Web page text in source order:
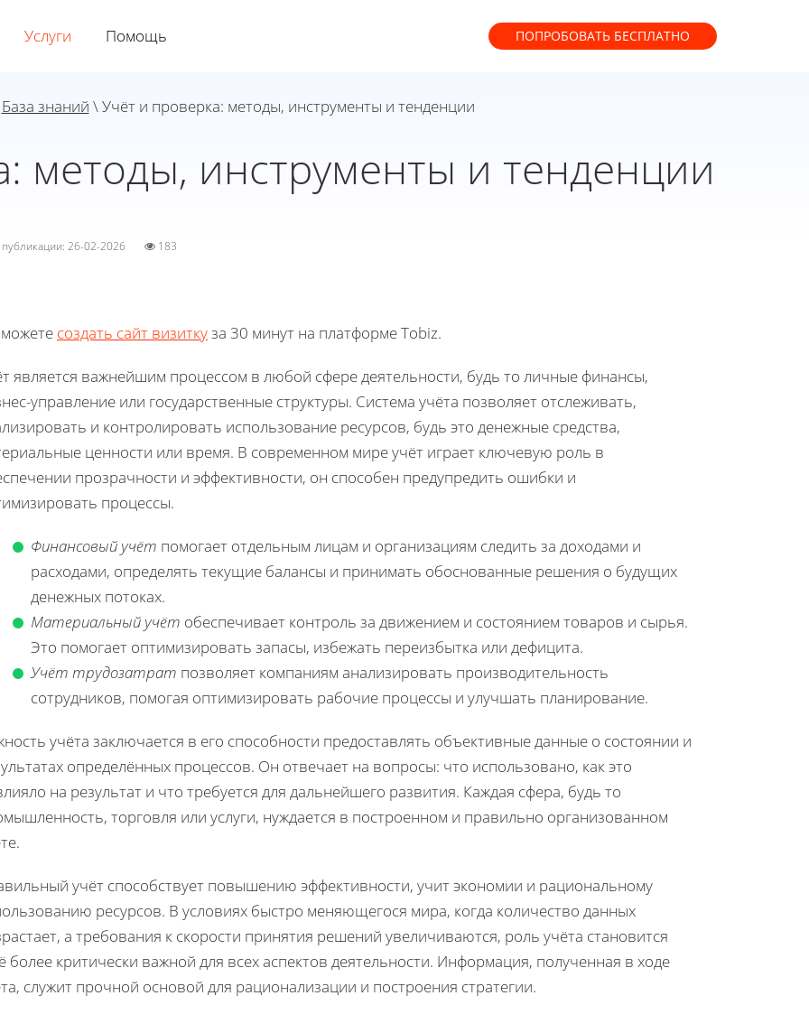
Услуги Помощь ПОПРОБОВАТЬ БЕСПЛАТНО
База знаний \ Учёт и проверка: методы, инструменты и тенденции
методы, инструменты и тенденции
публикации: 26-02-2026 183
создать сайт визиткуза 30 минут на платформе Tobiz.
является важнейшим процессом в любой сфере деятельности, будь то личные финансы,
управление или государственные структуры. Система учёта позволяет отслеживать,
и контролировать использование ресурсов, будь это денежные средства,
ценности или время. В современном мире учёт играет ключевую роль в
прозрачности и эффективности, он способен предупредить ошибки и
процессы.
Финансовый учёт помогает отдельным лицам и организациям следить за доходами и
расходами, определять текущие балансы и принимать обоснованные решения о будущих
денежных потоках.
Материальный учёт обеспечивает контроль за движением и состоянием товаров и сырья.
Это помогает оптимизировать запасы, избежать переизбытка или дефицита.
Учёт трудозатрат позволяет компаниям анализировать производительность
сотрудников, помогая оптимизировать рабочие процессы и улучшать планирование.
учёта заключается в его способности предоставлять объективные данные о состоянии и
определённых процессов. Он отвечает на вопросы: что использовано, как это
на результат и что требуется для дальнейшего развития. Каждая сфера, будь то
торговля или услуги, нуждается в построенном и правильно организованном
учёт способствует повышению эффективности, учит экономии и рациональному
ресурсов. В условиях быстро меняющегося мира, когда количество данных
а требования к скорости принятия решений увеличиваются, роль учёта становится
более критически важной для всех аспектов деятельности. Информация, полученная в ходе
служит прочной основой для рационализации и построения стратегии.